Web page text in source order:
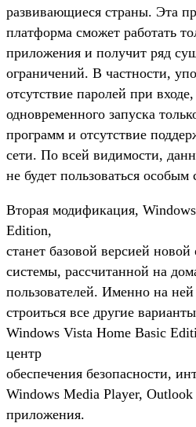
развивающиеся страны. Эта
платформа сможет работать
приложения и получит ряд
ограничений. В частности,
отсутствие паролей при
одновременного запуска
программ и отсутствие
сети. По всей видимости,
не будет пользоваться особым
Вторая модификация,
Edition,
станет базовой версией
системы, рассчитанной на
пользователей. Именно на ней
строиться все другие
Windows Vista Home Basic
центр
обеспечения безопасности,
Windows Media Player,
приложения.